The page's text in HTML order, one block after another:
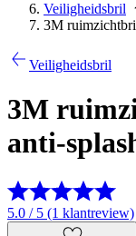
Veiligheidsbril
3M
Veiligheidsbril
3M
anti-
5.0 / 5 (1 klantreview)